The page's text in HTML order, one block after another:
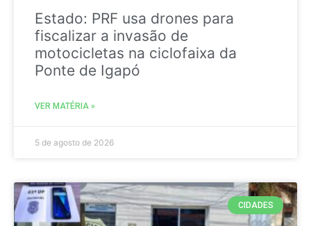
Estado: PRF usa drones para
fiscalizar a invasão de
motocicletas na ciclofaixa da
Ponte de Igapó
VER MATÉRIA »
5 de agosto de 2026
CIDADES